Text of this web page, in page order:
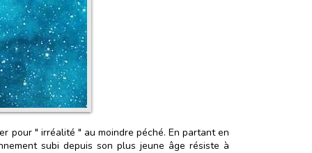
pour " irréalité " au moindre péché. En partant en
subi depuis son plus jeune âge résiste à